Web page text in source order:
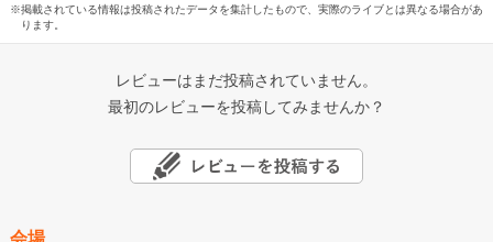
※掲載されている情報は投稿されたデータを集計したもので、実際のライブとは異なる場合があ
ります。
レビューはまだ投稿されていません。
最初のレビューを投稿してみませんか？
会場